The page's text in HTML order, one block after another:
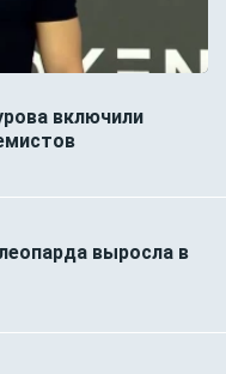
включили
выросла в